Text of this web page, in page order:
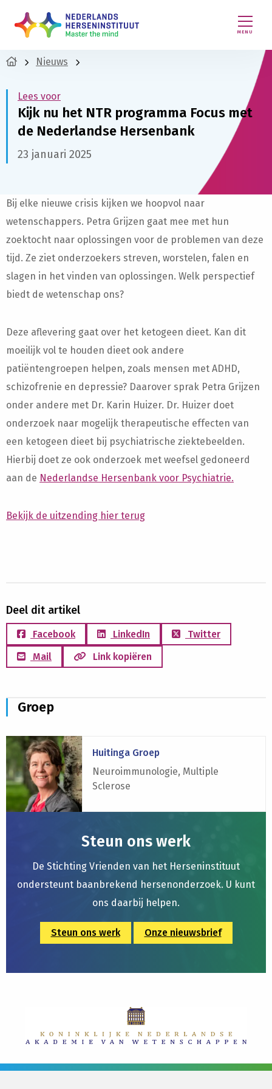
MENU
Nieuws
Lees voor
Kijk nu het NTR programma Focus met
de Nederlandse Hersenbank
23 januari 2025
Bij elke nieuwe crisis kijken we hoopvol naar
wetenschappers. Petra Grijzen gaat mee met hun
zoektocht naar oplossingen voor de problemen van deze
tijd. Ze ziet onderzoekers streven, worstelen, falen en
slagen in het vinden van oplossingen. Welk perspectief
biedt de wetenschap ons?
Deze aflevering gaat over het ketogeen dieet. Kan dit
moeilijk vol te houden dieet ook andere
patiëntengroepen helpen, zoals mensen met ADHD,
schizofrenie en depressie? Daarover sprak Petra Grijzen
onder andere met Dr. Karin Huizer. Dr. Huizer doet
onderzoek naar mogelijk therapeutische effecten van
een ketogeen dieet bij psychiatrische ziektebeelden.
Hierbij doet ze ook onderzoek met weefsel gedoneerd
aan de Nederlandse Hersenbank voor Psychiatrie.
Bekijk de uitzending hier terug
Deel dit artikel
Facebook LinkedIn
Twitter
Mail
Link kopiëren
Groep
Huitinga Groep
Neuroimmunologie, Multiple
Sclerose
Lees
meer
over
Huitinga
Groep
Steun ons werk
De Stichting Vrienden van het Herseninstituut
ondersteunt baanbrekend hersenonderzoek. U kunt
ons daarbij helpen.
Steun ons werk Onze nieuwsbrief